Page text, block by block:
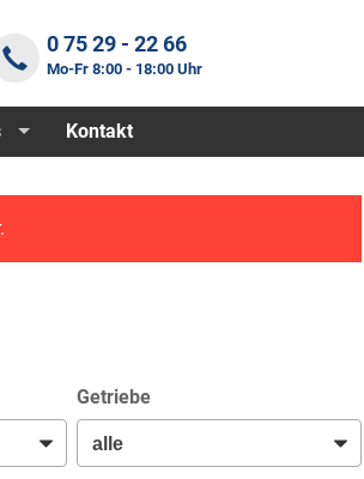
0 75 29 - 22 66
Mo-Fr 8:00 - 18:00 Uhr
Kontakt
Getriebe